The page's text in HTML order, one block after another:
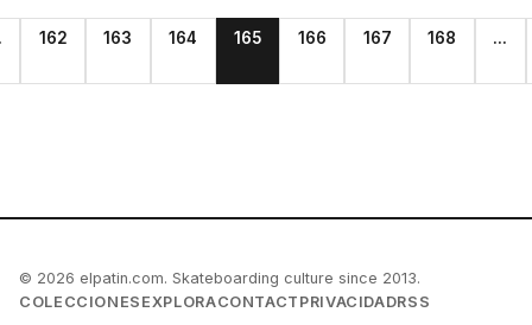
162 163 164 165 166 167 168 ...
© 2026 elpatin.com. Skateboarding culture since 2013.
COLECCIONES EXPLORACONTACT PRIVACIDADRSS